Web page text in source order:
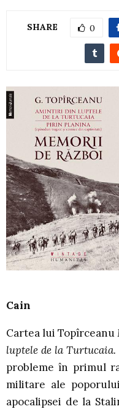
SHARE 0
Cain
Cartea lui Topîrceanu
luptele de la
probleme în primul
militare ale
apocalipsei de la